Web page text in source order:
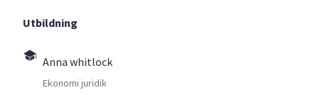
Utbildning
Anna whitlock
Ekonomi juridik